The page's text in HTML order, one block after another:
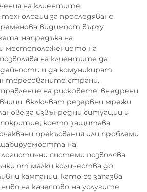
на клиентите.
за проследяване
видимост върху
напредъка на
местоположението на
на клиентите да
и да комуникират
страни.
на рисковете, внедрени
включват резервни мрежи
за извънредни ситуации и
което защитава
прекъсвания или проблеми
на
системи позволява
от малки количества до
кампании, като се запазва
на качество на услугите